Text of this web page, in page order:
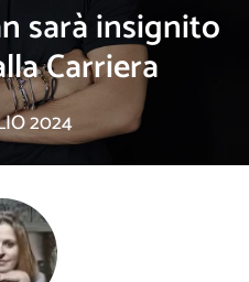
sarà insignito
Carriera
2024